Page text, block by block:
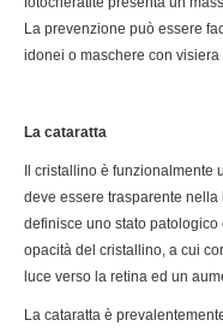
La prevenzione può essere
idonei o maschere con visiera
La cataratta
Il cristallino è
deve essere trasparente
definisce uno stato
opacità del cristallino, a cui
luce verso la retina ed un
La cataratta è